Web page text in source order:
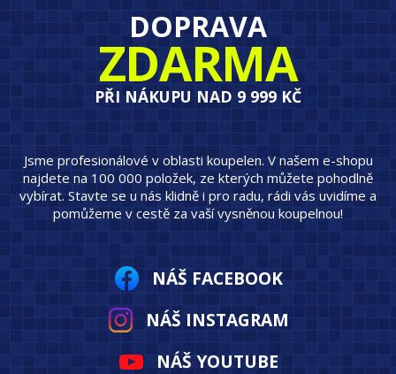
DOPRAVA
ZDARMA
PŘI NÁKUPU NAD 9 999 KČ
Jsme profesionálové v oblasti koupelen. V našem e-shopu
najdete na 100 000 položek, ze kterých můžete pohodlně
vybírat. Stavte se u nás klidně i pro radu, rádi vás uvidíme a
pomůžeme v cestě za vaší vysněnou koupelnou!
NÁŠ FACEBOOK
NÁŠ INSTAGRAM
NÁŠ YOUTUBE